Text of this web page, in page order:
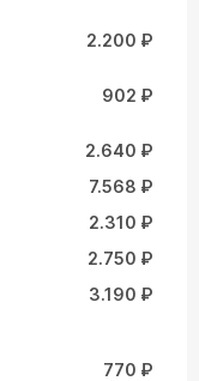
2.200 ₽
902 ₽
2.640 ₽
7.568 ₽
2.310 ₽
2.750 ₽
3.190 ₽
770 ₽